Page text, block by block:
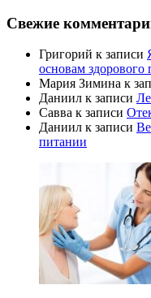
Свежие
Григорий к записи
основам здорового
Мария Зимина к
Даниил к записи
Савва к записи
Даниил к записи
питании